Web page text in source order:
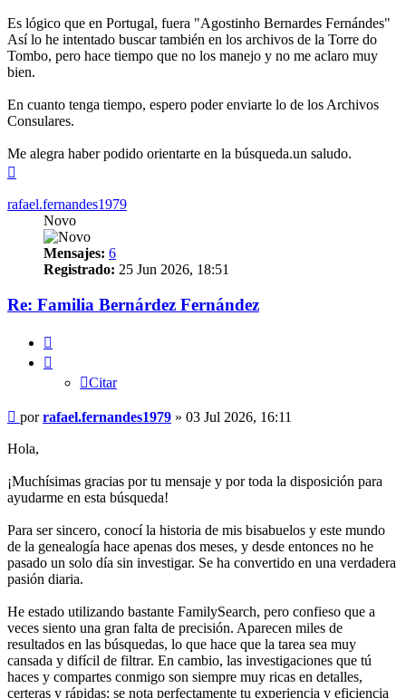
Es lógico que en Portugal, fuera "Agostinho Bernardes Fernándes"
Así lo he intentado buscar también en los archivos de la Torre do
Tombo, pero hace tiempo que no los manejo y no me aclaro muy
bien.
En cuanto tenga tiempo, espero poder enviarte lo de los Archivos
Consulares.
Me alegra haber podido orientarte en la búsqueda.un saludo.
rafael.fernandes1979
Novo
Mensajes: 6
Registrado: 25 Jun 2026, 18:51
Re: Familia Bernárdez Fernández
Citar
Mensaje
porrafael.fernandes1979 » 03 Jul 2026, 16:11
Hola,
¡Muchísimas gracias por tu mensaje y por toda la disposición para
ayudarme en esta búsqueda!
Para ser sincero, conocí la historia de mis bisabuelos y este mundo
de la genealogía hace apenas dos meses, y desde entonces no he
pasado un solo día sin investigar. Se ha convertido en una verdadera
pasión diaria.
He estado utilizando bastante FamilySearch, pero confieso que a
veces siento una gran falta de precisión. Aparecen miles de
resultados en las búsquedas, lo que hace que la tarea sea muy
cansada y difícil de filtrar. En cambio, las investigaciones que tú
haces y compartes conmigo son siempre muy ricas en detalles,
certeras y rápidas; se nota perfectamente tu experiencia y eficiencia